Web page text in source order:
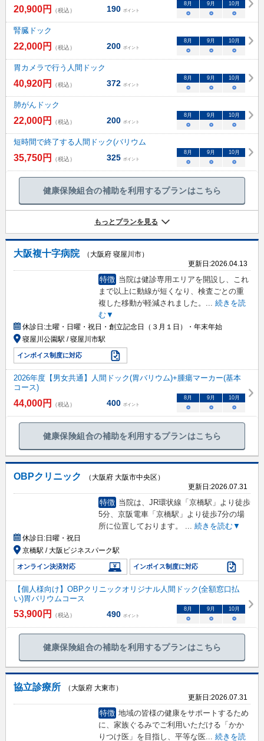
20,900円 （税込） 190 ポイント
8月 9月 10月
○ ○ ○
腎臓ドック
22,000円 （税込） 200 ポイント
8月 9月 10月
○ ○ ○
胃カメラで行う人間ドック
40,920円 （税込） 372 ポイント
8月 9月 10月
○ ○ ○
肺がんドック
22,000円 （税込） 200 ポイント
8月 9月 10月
○ ○ ○
短時間で終了する人間ドック(バリウム
35,750円 （税込） 325 ポイント
8月 9月 10月
○ ○ ○
健康保険組合の補助を利用するプランはこちら
もっとプランを見る
大阪複十字病院
（大阪府 寝屋川市）
更新日:2026.04.13
特徴 当院は健診専用エリアを開設し、これ
まで以上に動線が短くなり、検査ごとの重
複した移動が軽減されました。 ... 続きを読
む▼
休診日:土曜・日曜・祝日・創立記念日（３月１日）・年末年始
寝屋川公園駅 / 寝屋川市駅
インボイス制度に対応
2026年度【男女共通】人間ドック(胃バリウム)+腫瘍マーカー(基本
コース)
44,000円 （税込） 400 ポイント
8月 9月 10月
○ ○ ○
健康保険組合の補助を利用するプランはこちら
OBPクリニック
（大阪府 大阪市中央区）
更新日:2026.07.31
特徴 当院は、JR環状線「京橋駅」より徒歩
5分、京阪電車「京橋駅」より徒歩7分の場
所に位置しております。
続きを読む▼
休診日:日曜・祝日
京橋駅 / 大阪ビジネスパーク駅
オンライン決済対応 インボイス制度に対応
【個人様向け】OBPクリニックオリジナル人間ドック(全額窓口払
い)胃バリウムコース
53,900円 （税込） 490 ポイント
8 月 9 月 10月
○ ○ ○
健康保険組合の補助を利用するプランはこちら
協立診療所
（大阪府 大東市）
更新日:2026.07.31
特徴 地域の皆様の健康をサポートするため
に、家族ぐるみでご利用いただける「かか
りつけ医」を目指し、平等な医... 続きを読